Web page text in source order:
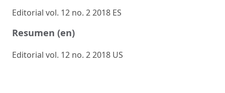
Editorial vol. 12 no. 2 2018 ES
Resumen (en)
Editorial vol. 12 no. 2 2018 US